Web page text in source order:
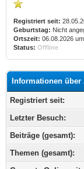
Registriert seit:
Geburtstag: Nicht
Ortszeit: 06.08.2026
Status: Offline
Informationen über
Registriert seit:
Letzter Besuch:
Beiträge (gesamt):
Themen (gesamt):